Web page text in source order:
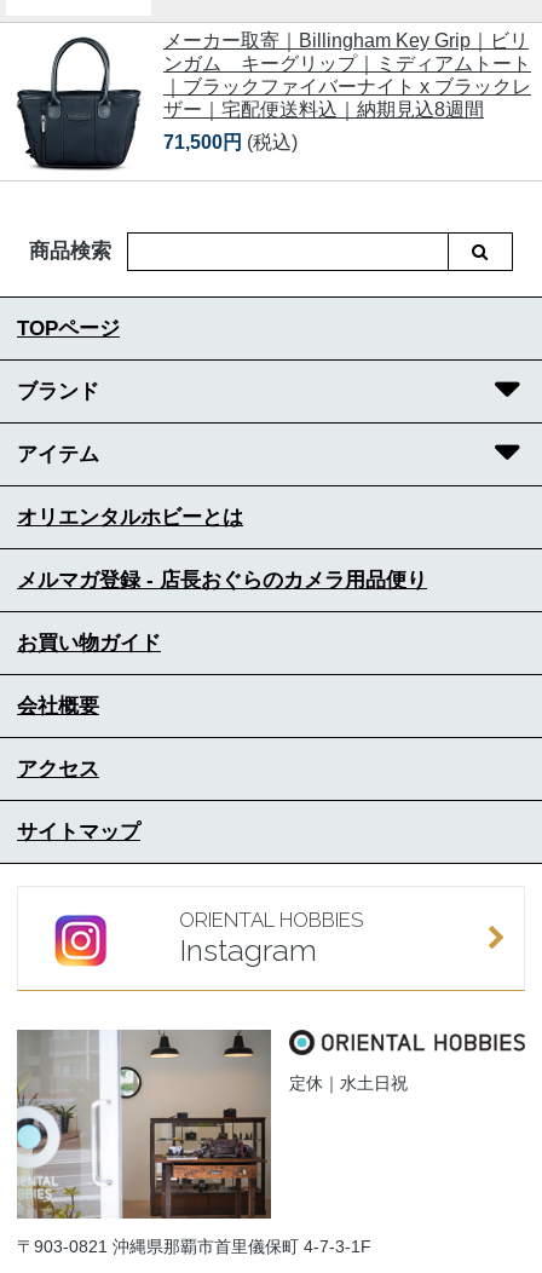
メーカー取寄｜Billingham Key Grip｜ビリ
ンガム キーグリップ｜ミディアムトート
｜ブラックファイバーナイト x ブラックレ
ザー｜宅配便送料込｜納期見込8週間
71,500円 (税込)
商品検索
TOPページ
ブランド
アイテム
オリエンタルホビーとは
メルマガ登録 - 店長おぐらのカメラ用品便り
お買い物ガイド
会社概要
アクセス
サイトマップ
ORIENTAL HOBBIES
Instagram
定休｜水土日祝
〒903-0821 沖縄県那覇市首里儀保町 4-7-3-1F